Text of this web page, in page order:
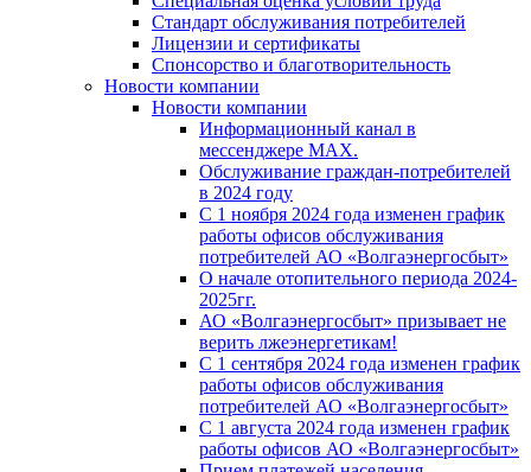
Стандарт обслуживания потребителей
Лицензии и сертификаты
Спонсорство и благотворительность
Новости компании
Новости компании
Информационный канал в
мессенджере MAX.
Обслуживание граждан-потребителей
в 2024 году
С 1 ноября 2024 года изменен график
работы офисов обслуживания
потребителей АО «Волгаэнергосбыт»
О начале отопительного периода 2024-
2025гг.
АО «Волгаэнергосбыт» призывает не
верить лжеэнергетикам!
С 1 сентября 2024 года изменен график
работы офисов обслуживания
потребителей АО «Волгаэнергосбыт»
С 1 августа 2024 года изменен график
работы офисов АО «Волгаэнергосбыт»